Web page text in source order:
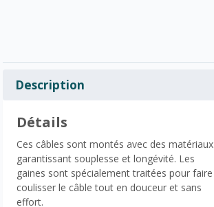
Description
Détails
Ces câbles sont montés avec des matériaux
garantissant souplesse et longévité. Les
gaines sont spécialement traitées pour faire
coulisser le câble tout en douceur et sans
effort.